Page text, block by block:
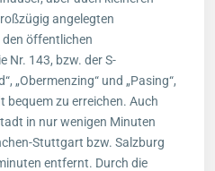
angelegten
öffentlichen
Nr. 143, bzw. der S-
„Obermenzing“ und „Pasing“,
bequem zu erreichen. Auch
in nur wenigen Minuten
Stuttgart bzw. Salzburg
entfernt. Durch die